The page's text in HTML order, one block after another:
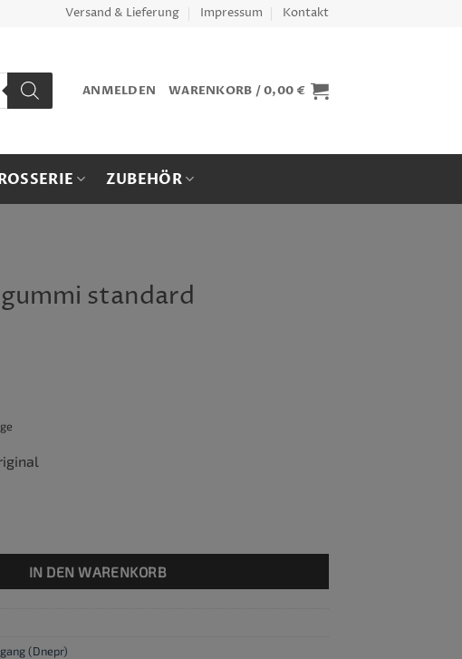
Versand & Lieferung Impressum Kontakt
ANMELDEN WARENKORB /0,00 €
ZUBEHÖR
standard
IN DEN WARENKORB
(Dnepr)